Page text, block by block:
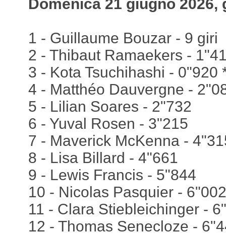
Domenica 21 giugno 2026,
1 - Guillaume Bouzar - 9 giri
2 - Thibaut Ramaekers -
3 - Kota Tsuchihashi - 0"920
4 - Matthéo Dauvergne -
5 - Lilian Soares - 2"732
6 - Yuval Rosen - 3"215
7 - Maverick McKenna -
8 - Lisa Billard - 4"661
9 - Lewis Francis - 5"844
10 - Nicolas Pasquier - 6"002
11 - Clara Stiebleichinger -
12 - Thomas Senecloze -